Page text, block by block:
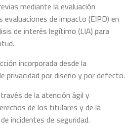
mediante la evaluación
de impacto (EIPD) en
de interés legítimo (LIA) para
incorporada desde la
privacidad por diseño y por defecto.
de la atención ágil y
de los titulares y de la
incidentes de seguridad.